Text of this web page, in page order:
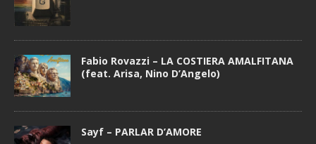
Fabio Rovazzi – LA COSTIERA AMALFITANA
(feat. Arisa, Nino D’Angelo)
Sayf – PARLAR D’AMORE